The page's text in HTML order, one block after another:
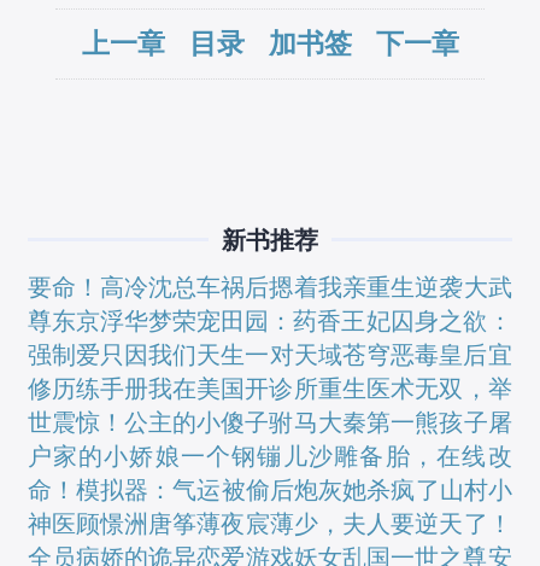
上一章 目录 加书签 下一章
新书推荐
要命！高冷沈总车祸后摁着我亲重生逆袭大武
尊东京浮华梦荣宠田园：药香王妃囚身之欲：
强制爱只因我们天生一对天域苍穹恶毒皇后宜
修历练手册我在美国开诊所重生医术无双，举
世震惊！ 公主的小傻子驸马大秦第一熊孩子屠
户家的小娇娘一个钢镚儿沙雕备胎，在线改
命！ 模拟器：气运被偷后炮灰她杀疯了山村小
神医顾憬洲唐筝薄夜宸薄少，夫人要逆天了！
全员病娇的诡异恋爱游戏妖女乱国一世之尊安